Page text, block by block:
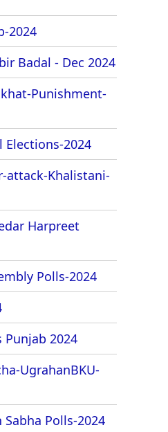
2024
Badal - Dec 2024
Punishment-
Elections-2024
attack-Khalistani-
Harpreet
Polls-2024
Punjab 2024
UgrahanBKU-
Polls-2024